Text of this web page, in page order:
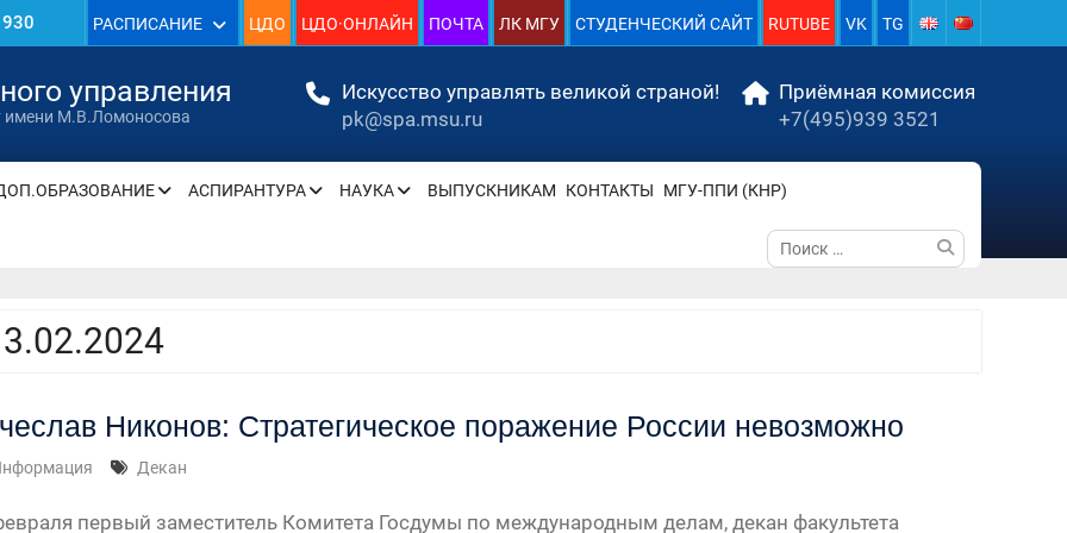
—
—
—
—
РАСПИСАНИЕ ЦДО ЦДО·ОНЛАЙН ПОЧТА ЛК МГУ СТУДЕНЧЕСКИЙ САЙТ RUTUBE VK TG
управления
имени М.В.Ломоносова
Искусство управлять великой страной!
pk@spa.msu.ru
Приёмная комиссия
+7(495)939 3521
АСПИРАНТУРА НАУКА ВЫПУСКНИКАМ КОНТАКТЫ МГУ-ППИ (КНР)
Поиск
по:
Никонов: Стратегическое поражение России невозможно
Декан
первый заместитель Комитета Госдумы по международным делам, декан факультета